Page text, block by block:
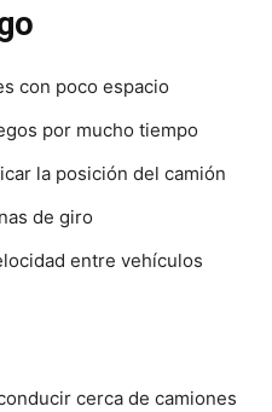
con poco espacio
por mucho tiempo
la posición del camión
de giro
entre vehículos
cerca de camiones